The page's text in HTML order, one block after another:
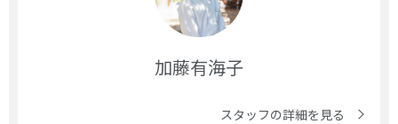
加藤有海子
スタッフの詳細を見る